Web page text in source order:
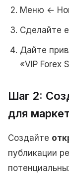
Меню ←
Сделайте
Дайте
«VIP Forex
Шаг 2:
для
Создайте
публикации